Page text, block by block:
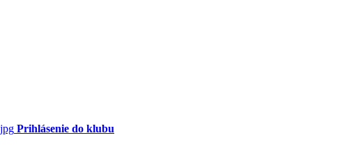
Prihlásenie do klubu